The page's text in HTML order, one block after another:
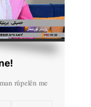
rûpelên me